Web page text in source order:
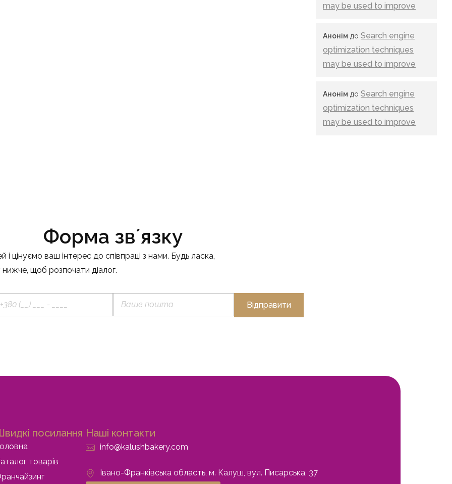
may be used to improve
Анонім до Search engine
optimization techniques
may be used to improve
Анонім до Search engine
optimization techniques
may be used to improve
Форма звʼязку
цінуємо ваш інтерес до співпраці з нами. Будь ласка,
нижче, щоб розпочати діалог.
посилання
товарів
Наші контакти
info@kalushbakery.com
Івано-Франківська область, м. Калуш, вул. Писарська, 37